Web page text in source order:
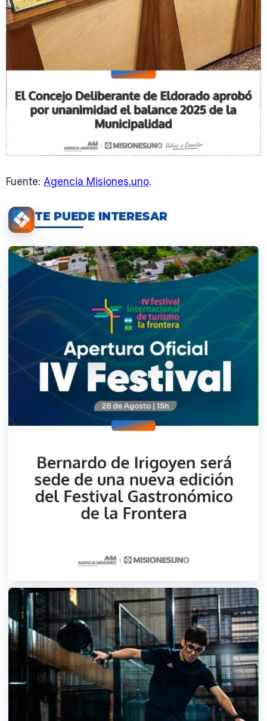
Fuente: Agencia Misiones.uno.
TE PUEDE INTERESAR